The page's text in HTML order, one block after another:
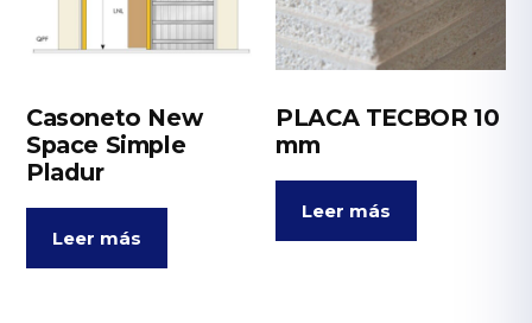
Casoneto New
Space Simple
Pladur
Leer más
PLACA TECBOR 10
mm
Leer más